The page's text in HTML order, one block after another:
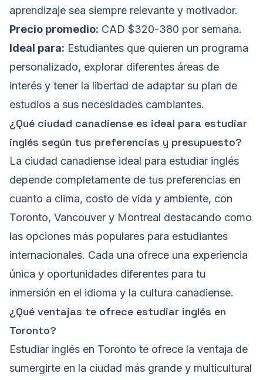
aprendizaje sea siempre relevante y motivador.
Precio promedio: CAD $320-380 por semana.
Ideal para: Estudiantes que quieren un programa
personalizado, explorar diferentes áreas de
interés y tener la libertad de adaptar su plan de
estudios a sus necesidades cambiantes.
¿Qué ciudad canadiense es ideal para estudiar
inglés según tus preferencias y presupuesto?
La ciudad canadiense ideal para estudiar inglés
depende completamente de tus preferencias en
cuanto a clima, costo de vida y ambiente, con
Toronto, Vancouver y Montreal destacando como
las opciones más populares para estudiantes
internacionales. Cada una ofrece una experiencia
única y oportunidades diferentes para tu
inmersión en el idioma y la cultura canadiense.
¿Qué ventajas te ofrece estudiar inglés en
Toronto?
Estudiar inglés en Toronto te ofrece la ventaja de
sumergirte en la ciudad más grande y multicultural